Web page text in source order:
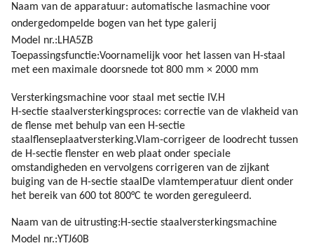
Naam van de apparatuur: automatische lasmachine voor
ondergedompelde bogen van het type galerij
Model nr.:LHA5ZB
Toepassingsfunctie:Voornamelijk voor het lassen van H-staal
met een maximale doorsnede tot 800 mm × 2000 mm
Versterkingsmachine voor staal met sectie IV.H
H-sectie staalversterkingsproces: correctie van de vlakheid van
de flense met behulp van een H-sectie
staalflenseplaatversterking.Vlam-corrigeer de loodrecht tussen
de H-sectie flenster en web plaat onder speciale
omstandigheden en vervolgens corrigeren van de zijkant
buiging van de H-sectie staalDe vlamtemperatuur dient onder
het bereik van 600 tot 800°C te worden gereguleerd.
Naam van de uitrusting:H-sectie staalversterkingsmachine
Model nr.:YTJ60B